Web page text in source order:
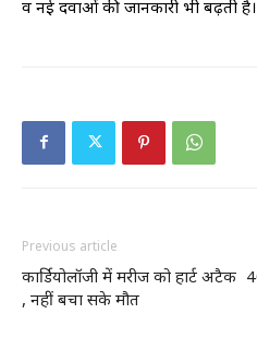
व नई दवाओं की जानकारी भी बढ़ती है।
Previous article
कार्डियोलॉजी में मरीज को हार्ट अटैक
, नहीं बचा सके मौत